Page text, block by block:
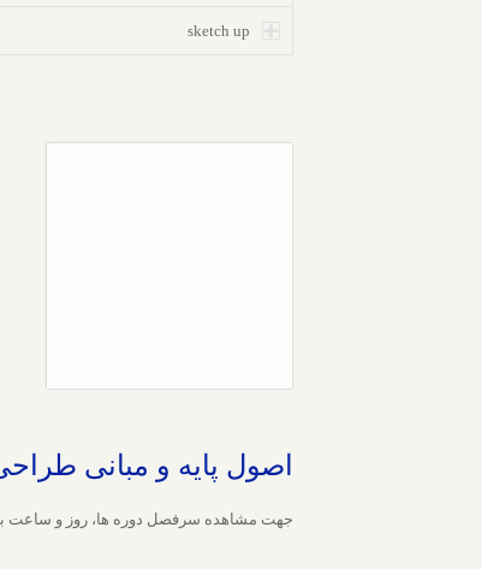
sketch up
اصول پایه و مبانی
جهت مشاهده سرفصل دوره ها، روز و ساعت